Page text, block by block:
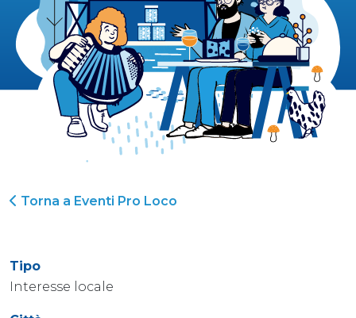
Torna a Eventi Pro Loco
Tipo
Interesse locale